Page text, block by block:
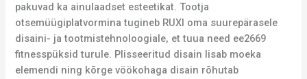
pakuvad ka ainulaadset esteetikat. Tootja
otsemüügiplatvormina tugineb RUXI oma suurepärasele
disaini- ja tootmistehnoloogiale, et tuua need ee2669
fitnesspüksid turule. Plisseeritud disain lisab moeka
elemendi ning kõrge vöökohaga disain rõhutab